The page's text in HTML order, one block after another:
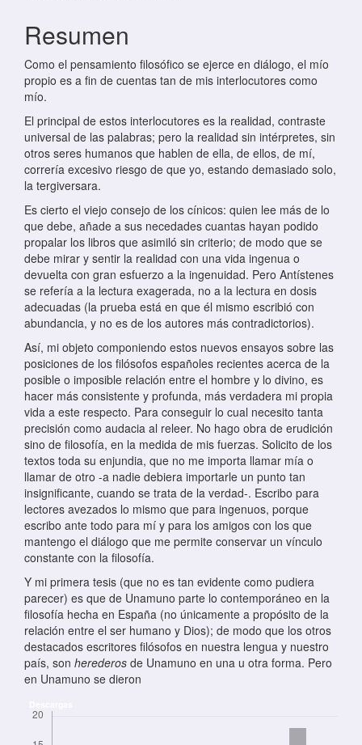
Resumen
Como el pensamiento filosófico se ejerce en diálogo, el mío
propio es a fin de cuentas tan de mis interlocutores como
mío.
El principal de estos interlocutores es la realidad, contraste
universal de las palabras; pero la realidad sin intérpretes, sin
otros seres humanos que hablen de ella, de ellos, de mí,
correría excesivo riesgo de que yo, estando demasiado solo,
la tergiversara.
Es cierto el viejo consejo de los cínicos: quien lee más de lo
que debe, añade a sus necedades cuantas hayan podido
propalar los libros que asimiló sin criterio; de modo que se
debe mirar y sentir la realidad con una vida ingenua o
devuelta con gran esfuerzo a la ingenuidad. Pero Antístenes
se refería a la lectura exagerada, no a la lectura en dosis
adecuadas (la prueba está en que él mismo escribió con
abundancia, y no es de los autores más contradictorios).
Así, mi objeto componiendo estos nuevos ensayos sobre las
posiciones de los filósofos españoles recientes acerca de la
posible o imposible relación entre el hombre y lo divino, es
hacer más consistente y profunda, más verdadera mi propia
vida a este respecto. Para conseguir lo cual necesito tanta
precisión como audacia al releer. No hago obra de erudición
sino de filosofía, en la medida de mis fuerzas. Solicito de los
textos toda su enjundia, que no me importa llamar mía o
llamar de otro -a nadie debiera importarle un punto tan
insignificante, cuando se trata de la verdad-. Escribo para
lectores avezados lo mismo que para ingenuos, porque
escribo ante todo para mí y para los amigos con los que
mantengo el diálogo que me permite conservar un vínculo
constante con la filosofía.
Y mi primera tesis (que no es tan evidente como pudiera
parecer) es que de Unamuno parte lo contemporáneo en la
filosofía hecha en España (no únicamente a propósito de la
relación entre el ser humano y Dios); de modo que los otros
destacados escritores filósofos en nuestra lengua y nuestro
país, son herederos de Unamuno en una u otra forma. Pero
en Unamuno se dieron